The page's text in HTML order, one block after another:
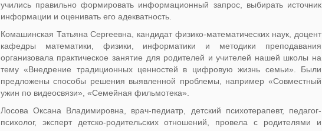
учились правильно формировать информационный запрос, выбирать источник
информации и оценивать его адекватность.
Комашинская Татьяна Сергеевна, кандидат физико-математических наук, доцент
кафедры математики, физики, информатики и методики преподавания
организовала практическое занятие для родителей и учителей нашей школы на
тему «Внедрение традиционных ценностей в цифровую жизнь семьи». Были
предложены способы решения выявленной проблемы, например «Совместный
ужин по видеосвязи», «Семейная фильмотека».
Лосова Оксана Владимировна, врач-педиатр, детский психотерапевт, педагог-
психолог, эксперт детско-родительских отношений, провела с родителями и